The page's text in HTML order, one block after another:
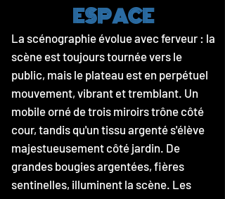
ESPACE
La scénographie évolue avec ferveur : la
scène est toujours tournée vers le
public, mais le plateau est en perpétuel
mouvement, vibrant et tremblant. Un
mobile orné de trois miroirs trône côté
cour, tandis qu'un tissu argenté s'élève
majestueusement côté jardin. De
grandes bougies argentées, fières
sentinelles, illuminent la scène. Les